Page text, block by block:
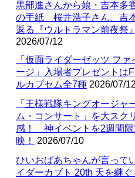
黒部進さんから娘・吉本多
の手紙 桜井浩子さん、吉
返る『ウルトラマン前夜祭』
2026/07/12
「仮面ライダーゼッツ ファ
ージ」入場者プレゼントは
ルカプセム全7種 2026/07/12
「王様戦隊キングオージャ
ム・コンサート」を大スク
感！ 神イベントを2週間限
映！
2026/07/10
ひいおばあちゃんが言って
イダーカブト 20th 天を継